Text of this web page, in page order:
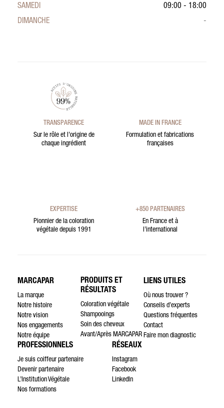
SAMEDI
09:00 - 18:00
DIMANCHE
-
TRANSPARENCE
Sur le rôle et l’origine de
chaque ingrédient
MADE IN FRANCE
Formulation et fabrications
françaises
EXPERTISE
Pionnier de la coloration
végétale depuis 1991
+850 PARTENAIRES
En France et à
l’international
MARCAPAR
La marque
Notre histoire
Notre vision
Nos engagements
Notre équipe
PRODUITS ET
RÉSULTATS
Coloration végétale
Shampooings
Soin des cheveux
Avant/Après MARCAPAR
LIENS UTILES
Où nous trouver ?
Conseils d’experts
Questions fréquentes
Contact
Faire mon diagnostic
PROFESSIONNELS
Je suis coiffeur partenaire
Devenir partenaire
L’Institution Végétale
Nos formations
RÉSEAUX
Instagram
Facebook
LinkedIn